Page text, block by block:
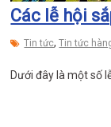
Các lễ hội
Tin tức,Tin tức
Dưới đây là một số